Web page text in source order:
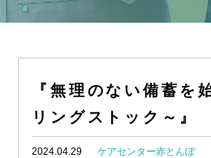
『無理のない備蓄を
リングストック～』
2024.04.29 ケアセンター赤とんぼ